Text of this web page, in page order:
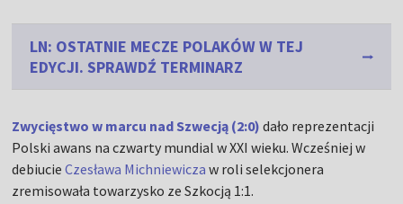
LN: OSTATNIE MECZE POLAKÓW W TEJ
EDYCJI. SPRAWDŹ TERMINARZ
Zwycięstwo w marcu nad Szwecją (2:0) dało reprezentacji
Polski awans na czwarty mundial w XXI wieku. Wcześniej w
debiucieCzesława Michniewicza w roli selekcjonera
zremisowała towarzysko ze Szkocją 1:1.